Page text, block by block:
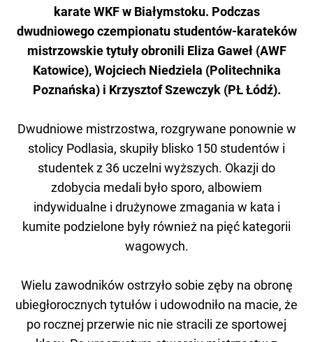
karate WKF w Białymstoku. Podczas
dwudniowego czempionatu studentów-karateków
mistrzowskie tytuły obronili Eliza Gaweł (AWF
Katowice), Wojciech Niedziela (Politechnika
Poznańska) i Krzysztof Szewczyk (PŁ Łódź).
Dwudniowe mistrzostwa, rozgrywane ponownie w
stolicy Podlasia, skupiły blisko 150 studentów i
studentek z 36 uczelni wyższych. Okazji do
zdobycia medali było sporo, albowiem
indywidualne i drużynowe zmagania w kata i
kumite podzielone były również na pięć kategorii
wagowych.
Wielu zawodników ostrzyło sobie zęby na obronę
ubiegłorocznych tytułów i udowodniło na macie, że
po rocznej przerwie nic nie stracili ze sportowej